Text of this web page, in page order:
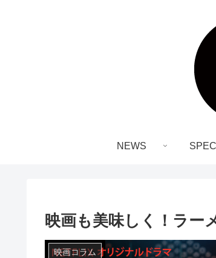
NEWS
映画も美味しく！ラー
映画コラム